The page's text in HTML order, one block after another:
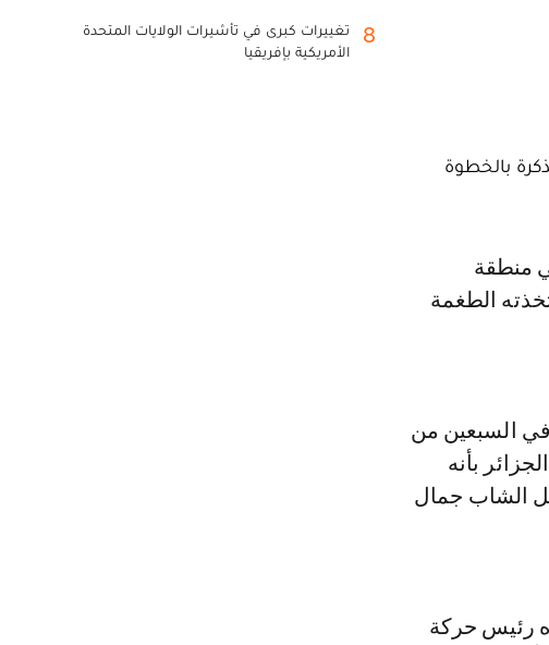
بالخطوة
الطغمة
لن أصبح مجرما في السبعين من
بأنه
الشاب جمال
رئيس حركة
8
تغييرات كبرى في تأشيرات الولايات المتحدة
الأمريكية بإفريقيا